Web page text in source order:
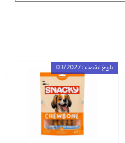
تاریخ انقضاء : 03/2027